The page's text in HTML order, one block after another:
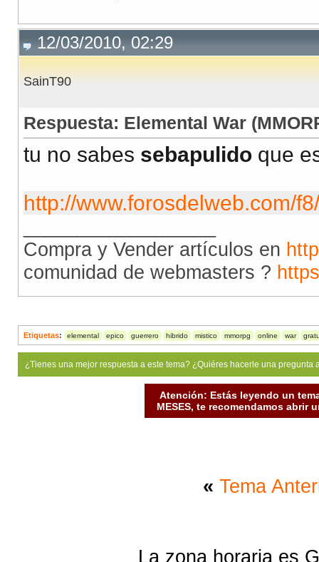
12/03/2010, 02:29
SainT90
Respuesta: Elemental War
tu no sabes sebapulido que
http://www.forosdelweb.com/
Compra y Vender artículos en
comunidad de webmasters ?
Etiquetas: elemental epico guerrero hibrido mistico mmorpg online war
¿Tienes una mejor respuesta a este tema? ¿Quiéres hacerle una
Atención: Estás leyendo un
MESES, te recomendamos abrir
« Tema
La zona horaria es